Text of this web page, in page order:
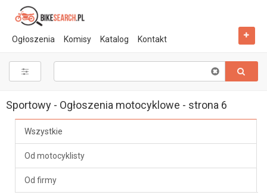
Ogłoszenia Komisy Katalog Kontakt
Clear
input
Sportowy - Ogłoszenia motocyklowe - strona 6
Wszystkie
Od motocyklisty
Od firmy